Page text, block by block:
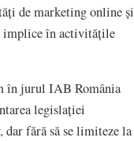
de marketing online și
implice în activitățile
în jurul IAB România
legislației
fără să se limiteze la